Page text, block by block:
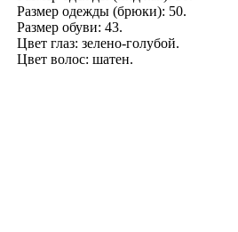
Размер одежды (брюки): 50.
Размер обуви: 43.
Цвет глаз: зелено-голубой.
Цвет волос: шатен.